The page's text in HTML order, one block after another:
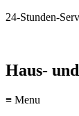
24-Stunden-
Haus-
≡ Menu